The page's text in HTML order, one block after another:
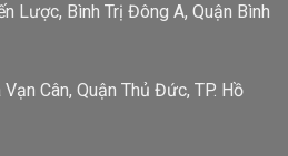
Lược, Bình Trị Đông A, Quận Bình
Cân, Quận Thủ Đức, TP. Hồ